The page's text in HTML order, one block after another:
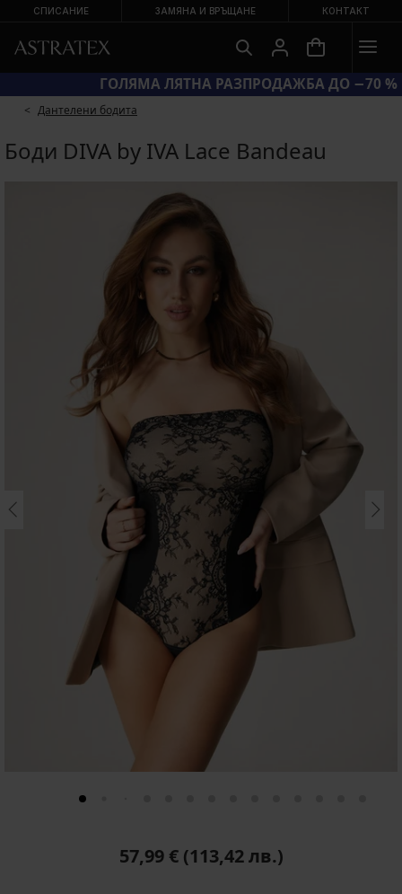
СПИСАНИЕ ЗАМЯНА И ВРЪЩАНЕ КОНТАКТ
КОД BRA20 = СУТИЕНИ −20 %
Дантелени бодита
Боди DIVA by IVA Lace Bandeau
57,99 € (113,42 лв.)